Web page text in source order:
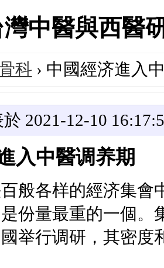
灣中醫與西醫
科 › 中國經济進入
2021-12-10
入中醫调养期
般各样的經济集會
份量最重的一個。
举行调研，其密度